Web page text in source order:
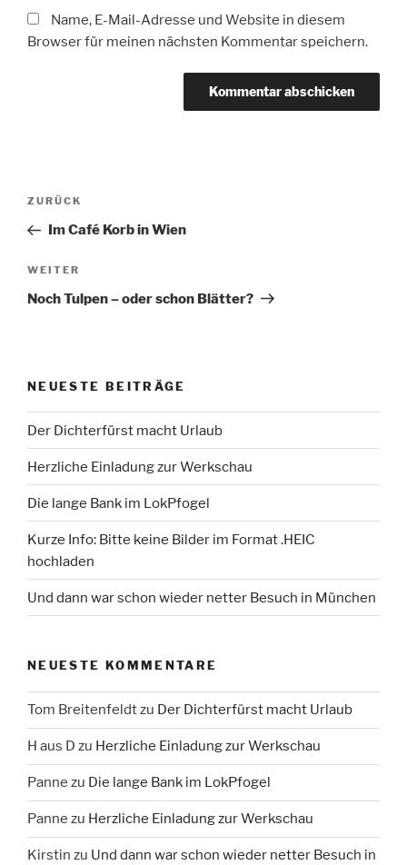
Name, E-Mail-Adresse und Website in diesem
Browser für meinen nächsten Kommentar speichern.
Beitragsnavigation
Vorheriger
Beitrag
ZURÜCK
Im Café Korb in Wien
Nächster
Beitrag
WEITER
Noch Tulpen – oder schon Blätter?
NEUESTE BEITRÄGE
Der Dichterfürst macht Urlaub
Herzliche Einladung zur Werkschau
Die lange Bank im LokPfogel
Kurze Info: Bitte keine Bilder im Format .HEIC
hochladen
Und dann war schon wieder netter Besuch in München
NEUESTE KOMMENTARE
Tom Breitenfeldtzu Der Dichterfürst macht Urlaub
H aus D zu Herzliche Einladung zur Werkschau
Panne zu Die lange Bank im LokPfogel
Panne zu Herzliche Einladung zur Werkschau
Kirstin zu Und dann war schon wieder netter Besuch in